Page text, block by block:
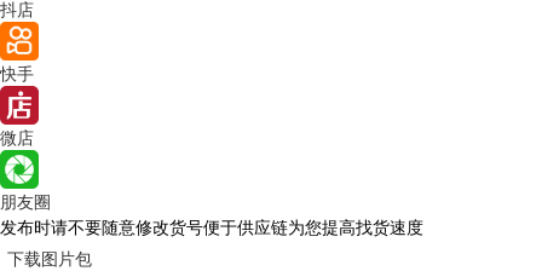
抖店
快手
微店
朋友圈
发布时请不要随意修改货号便于供应链为您提高找货速度
下载图片包